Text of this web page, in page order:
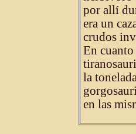
por allí
era un
crudos
En
la
en las